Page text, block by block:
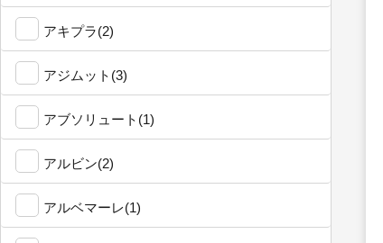
アキプラ(2)
アジムット(3)
アブソリュート(1)
アルビン(2)
アルベマーレ(1)